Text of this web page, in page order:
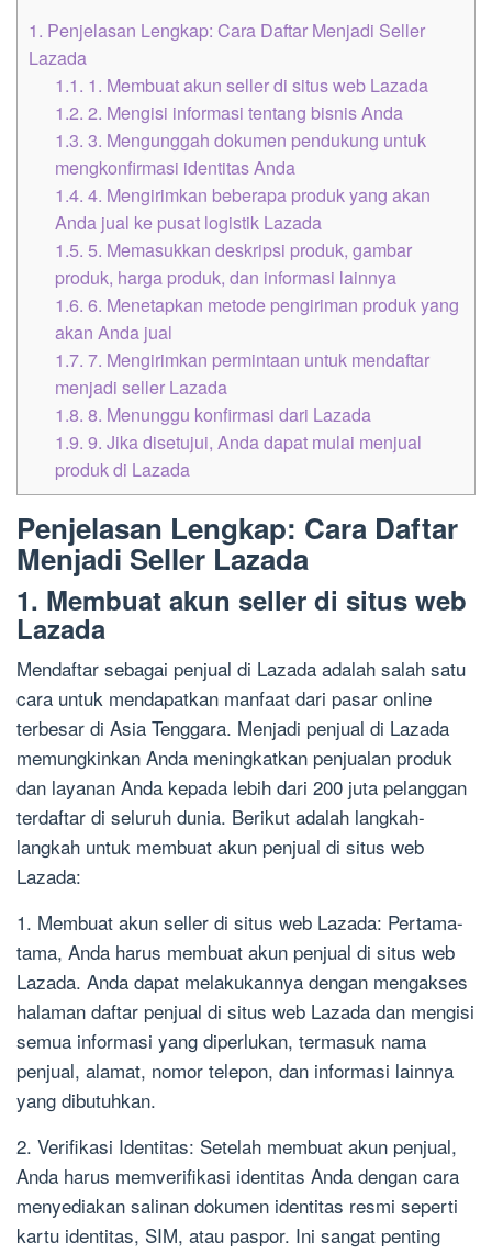
1. Penjelasan Lengkap: Cara Daftar Menjadi Seller
Lazada
1.1. 1. Membuat akun seller di situs web Lazada
1.2. 2. Mengisi informasi tentang bisnis Anda
1.3. 3. Mengunggah dokumen pendukung untuk
mengkonfirmasi identitas Anda
1.4. 4. Mengirimkan beberapa produk yang akan
Anda jual ke pusat logistik Lazada
1.5. 5. Memasukkan deskripsi produk, gambar
produk, harga produk, dan informasi lainnya
1.6. 6. Menetapkan metode pengiriman produk yang
akan Anda jual
1.7. 7. Mengirimkan permintaan untuk mendaftar
menjadi seller Lazada
1.8. 8. Menunggu konfirmasi dari Lazada
1.9. 9. Jika disetujui, Anda dapat mulai menjual
produk di Lazada
Penjelasan Lengkap: Cara Daftar
Menjadi Seller Lazada
1. Membuat akun seller di situs web
Lazada
Mendaftar sebagai penjual di Lazada adalah salah satu
cara untuk mendapatkan manfaat dari pasar online
terbesar di Asia Tenggara. Menjadi penjual di Lazada
memungkinkan Anda meningkatkan penjualan produk
dan layanan Anda kepada lebih dari 200 juta pelanggan
terdaftar di seluruh dunia. Berikut adalah langkah-
langkah untuk membuat akun penjual di situs web
Lazada:
1. Membuat akun seller di situs web Lazada: Pertama-
tama, Anda harus membuat akun penjual di situs web
Lazada. Anda dapat melakukannya dengan mengakses
halaman daftar penjual di situs web Lazada dan mengisi
semua informasi yang diperlukan, termasuk nama
penjual, alamat, nomor telepon, dan informasi lainnya
yang dibutuhkan.
2. Verifikasi Identitas: Setelah membuat akun penjual,
Anda harus memverifikasi identitas Anda dengan cara
menyediakan salinan dokumen identitas resmi seperti
kartu identitas, SIM, atau paspor. Ini sangat penting